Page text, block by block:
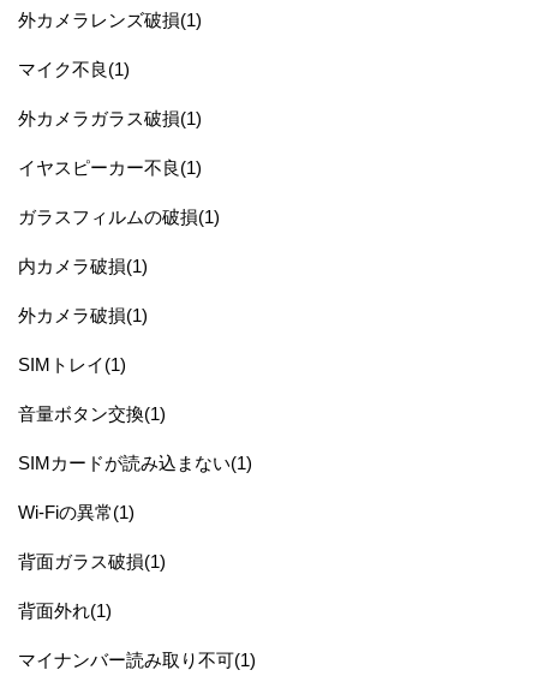
外カメラレンズ破損(1)
マイク不良(1)
外カメラガラス破損(1)
イヤスピーカー不良(1)
ガラスフィルムの破損(1)
内カメラ破損(1)
外カメラ破損(1)
SIMトレイ(1)
音量ボタン交換(1)
SIMカードが読み込まない(1)
Wi-Fiの異常(1)
背面ガラス破損(1)
背面外れ(1)
マイナンバー読み取り不可(1)